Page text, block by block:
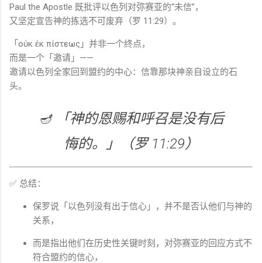
Paul the Apostle 既批评以色列对弥赛亚的“未信”，
又坚定宣告神的拣选不可废弃（罗 11:29）。
「οὐκ ἐκ πίστεως」并非一个终点，
而是一个「邀请」——
邀请以色列全家回到盟约的中心：信靠那块神亲自设立的石
头。
🪔 「神的恩赐和呼召是没有后
悔的。」（罗 11:29）
✅ 总结：
保罗说「以色列没有出于信心」，并不是否认他们与神的
关系，
而是指出他们在历史性关键时刻，对弥赛亚的回应方式不
符合盟约的信心，